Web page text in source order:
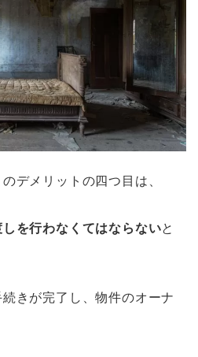
デメリットの四つ目は、
を行わなくてはならないと
きが完了し、物件のオーナ